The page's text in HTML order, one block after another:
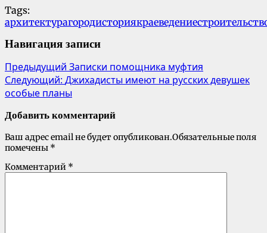
Tags:
архитектурагородисториякраеведение
Навигация записи
Предыдущий Записки помощника муфтия
Следующий: Джихадисты имеют на русских девушек
особые планы
Добавить комментарий
Ваш адрес email не будет опубликован.Обязательные поля
помечены *
Комментарий *